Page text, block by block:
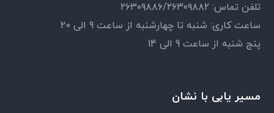
تلفن تماس: ۲۶۳۰۹۸۸۶/۲۶۳۰۹۸۸۲
ساعت کاری: شنبه تا چهارشنبه از ساعت 9 الی 20
پنج شنبه از ساعت 9 الی 14
مسیر یابی با نشان